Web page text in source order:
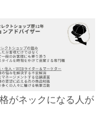
がネックになる人が